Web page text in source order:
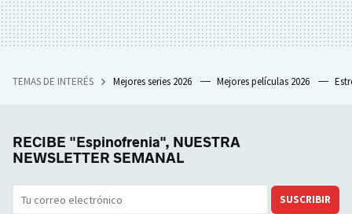
TEMAS DE INTERÉS Mejores series 2026 Mejores películas 2026
RECIBE "Espinofrenia", NUESTRA
NEWSLETTER SEMANAL
SUSCRIBIR